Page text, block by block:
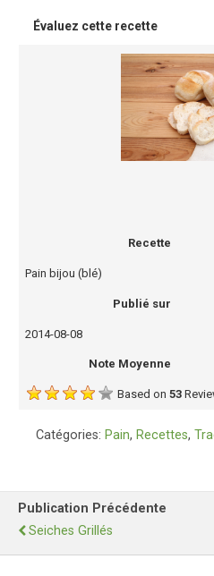
Évaluez cette recette
Recette
Pain bijou (blé)
Publié sur
2014-08-08
Note Moyenne
Based on 53
Catégories: Pain, Recettes,
Publication Précédente
Seiches Grillés